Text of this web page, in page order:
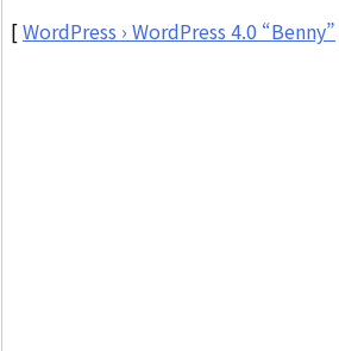
[WordPress › WordPress 4.0 “Benny”